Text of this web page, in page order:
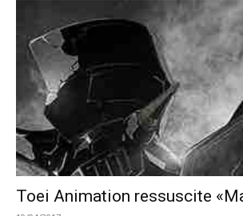
Toei Animation ressuscite